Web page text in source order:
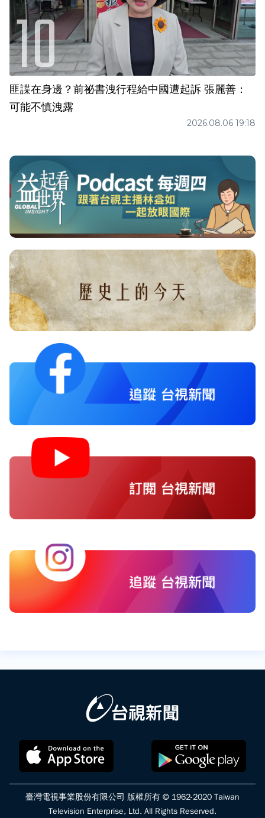
匪諜在身邊？前祕書洩行程給中國遭起訴 張麗善：
可能不慎洩露
2026.08.06 19:18
臺灣電視事業股份有限公司 版權所有 © 1962-2020 Taiwan
Television Enterprise, Ltd. All Rights Reserved.